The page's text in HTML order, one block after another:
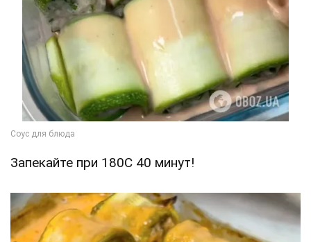
Запекайте при 180C 40 минут!